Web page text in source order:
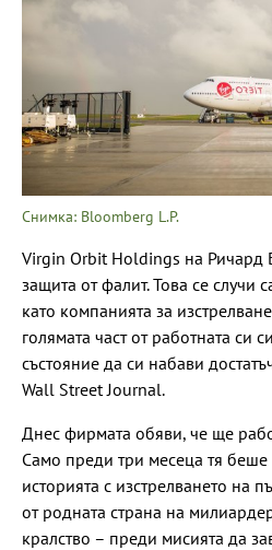
Снимка: Bloomberg L.P.
Virgin Orbit Holdings на Ричард
защита от фалит. Това се случи
като компанията за
голямата част от работната си
състояние да си набави
Wall Street Journal.
Днес фирмата обяви, че ще
Само преди три месеца тя беше
историята с изстрелването на
от родната страна на
кралство – преди мисията да